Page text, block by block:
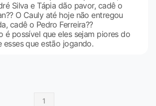
Silva e Tápia dão pavor, cadê o
O Cauly até hoje não entregou
cadê o Pedro Ferreira??
é possível que eles sejam piores do
esses que estão jogando.
1